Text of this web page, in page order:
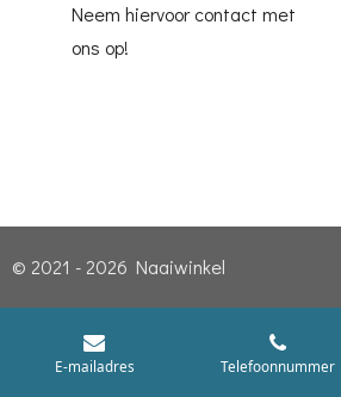
Neem hiervoor contact met
ons op!
© 2021 - 2026 Naaiwinkel
E-mailadres Telefoonnummer